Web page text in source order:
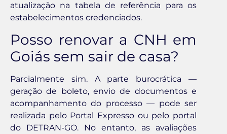
atualização na tabela de referência para os
estabelecimentos credenciados.
Posso renovar a CNH em
Goiás sem sair de casa?
Parcialmente sim. A parte burocrática —
geração de boleto, envio de documentos e
acompanhamento do processo — pode ser
realizada pelo Portal Expresso ou pelo portal
do DETRAN-GO. No entanto, as avaliações